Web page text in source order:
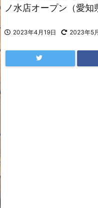
ノ水店オープン（愛知
2023年4月19日 2023年5